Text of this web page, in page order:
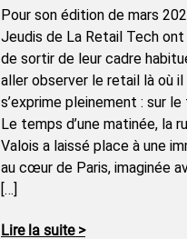
Pour son édition de mars
Jeudis de La Retail Tech ont
de sortir de leur cadre
aller observer le retail là où il
s’exprime pleinement : sur le
Le temps d’une matinée, la
Valois a laissé place à une
au cœur de Paris, imaginée
[…]
Lire la suite >